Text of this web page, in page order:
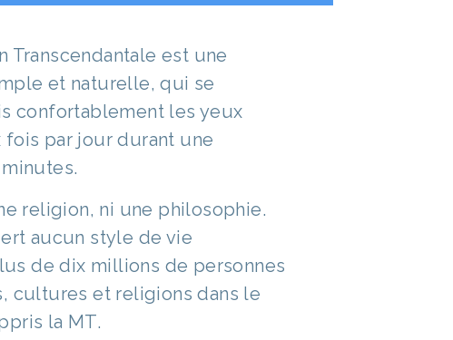
Transcendantale est une
et naturelle, qui se
confortablement les yeux
par jour durant une
religion, ni une philosophie.
aucun style de vie
de dix millions de personnes
cultures et religions dans le
la MT.